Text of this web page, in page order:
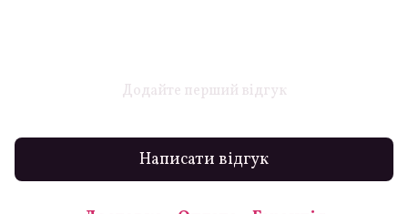
Додайте перший відгук
Написати відгук